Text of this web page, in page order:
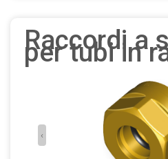
Raccordi a
per tubi in
‹